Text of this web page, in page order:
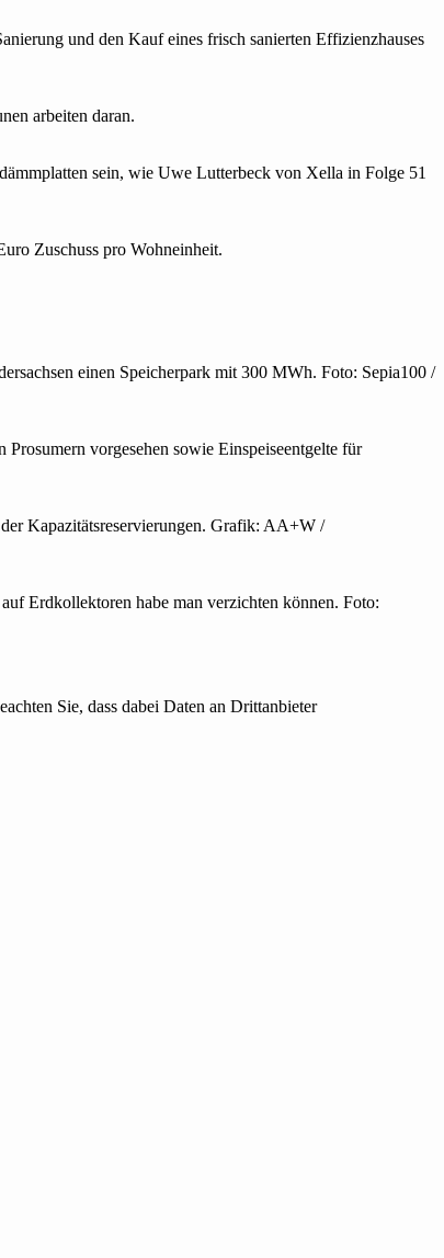
und den Kauf eines frisch sanierten Effizienzhauses‍‌
arbeiten daran.
sein, wie Uwe Lutterbeck von Xella in Folge 51
Zuschuss pro Wohneinheit.
einen Speicherpark mit 300 MWh. Foto: Sepia100 /
vorgesehen sowie Einspeiseentgelte für
Kapazitätsreservierungen. Grafik: AA+W /
Erdkollektoren habe man verzichten können. Foto:
Sie, dass dabei Daten an Drittanbieter